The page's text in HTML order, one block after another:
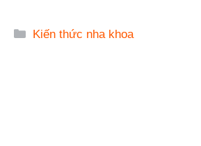
Danh
Kiến thức nha khoa